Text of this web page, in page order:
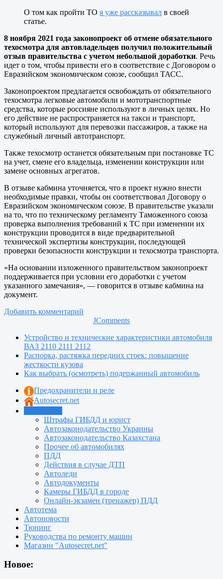
О том как пройти ТО я уже рассказывал в своей
статье.
8 ноября 2021 года законопроект об отмене обязательного
техосмотра для автовладельцев получил положительный
отзыв правительства с учетом небольшой доработки. Речь
идет о том, чтобы привести его в соответствие с Договором о
Евразийском экономическом союзе, сообщил ТАСС.
Законопроектом предлагается освобождать от обязательного
техосмотра легковые автомобили и мототранспортные
средства, которые россияне используют в личных целях. Но
его действие не распространяется на такси и транспорт,
который используют для перевозки пассажиров, а также на
служебный личный автотранспорт.
Также техосмотр останется обязательным при постановке ТС
на учет, смене его владельца, изменении конструкции или
замене основных агрегатов.
В отзыве кабмина уточняется, что в проект нужно внести
необходимые правки, чтобы он соответствовал Договору о
Евразийском экономическом союзе. В правительстве указали
на то, что по техническому регламенту Таможенного союза
проверка выполнения требований к ТС при изменении их
конструкции проводится в виде предварительной
технической экспертизы конструкции, последующей
проверки безопасности конструкции и техосмотра транспорта.
«На основании изложенного правительством законопроект
поддерживается при условии его доработки с учетом
указанного замечания», — говорится в отзыве кабмина на
документ.
Добавить комментарий
JComments
Устройство и технические характеристики автомобиля
ВАЗ 2110 2111 2112
Распорка, растяжка передних стоек: повышение
жесткости кузова
Как выбрать (осмотреть) подержанный автомобиль
Предохранители и реле
Autosecret.net
Штрафы ГИБДД и юрист
Автозаконодательство Украины
Автозаконодательство Казахстана
Прочее об автомобилях
ПДД
Действия в случае ДТП
Автоледи
Автодокументы
Камеры ГИБДД в городе
Онлайн-экзамен (тренажер) ПДД
Автотема
Автоновости
Тюнинг
Руководства по ремонту машин
Магазин "Autosecret.net"
Новое: